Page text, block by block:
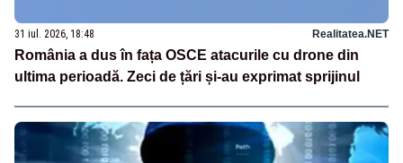
31 iul. 2026, 18:48 Realitatea.NET
România a dus în fața OSCE atacurile cu drone din
ultima perioadă. Zeci de țări și-au exprimat sprijinul